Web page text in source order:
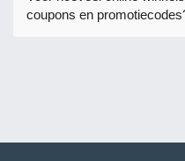
coupons en